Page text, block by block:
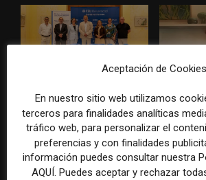
La Universidad CEU
Cardenal Herrera presenta
un informe con pautas para
informar sobre el suicidio
Paul
avance de
medios y
Aceptación de Cookies
En nuestro sitio web utilizamos
terceros para finalidades analíticas
tráfico web, para personalizar el
preferencias y con finalidades
información puedes consultar nuestra
AQUÍ. Puedes aceptar y rechazar